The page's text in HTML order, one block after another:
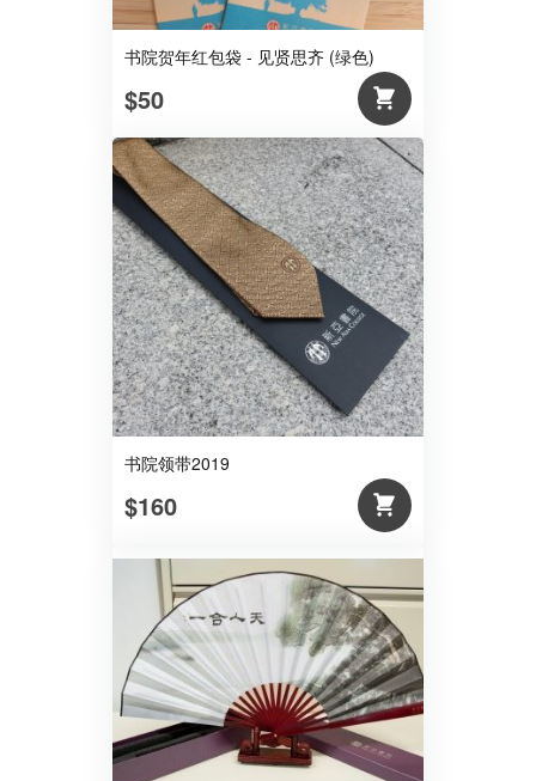
书院贺年红包袋 - 见贤思齐 (绿色)
$50
书院领带2019
$160